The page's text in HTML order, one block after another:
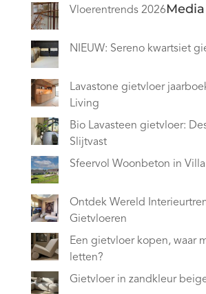
Vloerentrends 2026
NIEUW: Sereno kwartsiet
Lavastone gietvloer
Living
Bio Lavasteen gietvloer:
Slijtvast
Sfeervol Woonbeton in
Ontdek Wereld
Gietvloeren
Een gietvloer kopen, waar
letten?
Gietvloer in zandkleur
Media